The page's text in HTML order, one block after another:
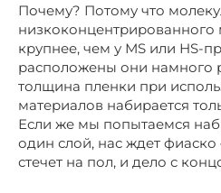
Почему? Потому что
низкоконцентрированного
крупнее, чем у МS или НS-
расположены они намного
толщина пленки при
материалов набирается
Если же мы попытаемся
один слой, нас ждет
стечет на пол, и дело с